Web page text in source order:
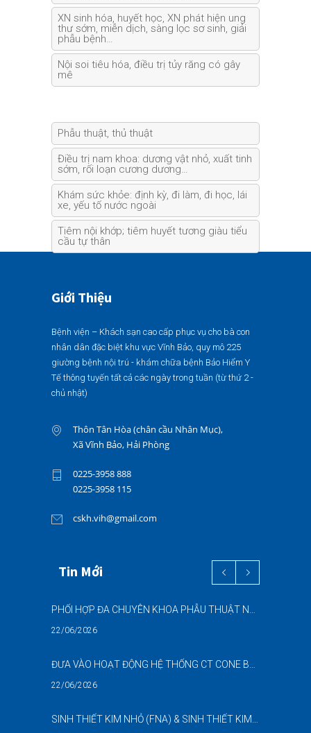
XN sinh hóa, huyết học, XN phát hiện ung
thư sớm, miễn dịch, sàng lọc sơ sinh, giải
phẫu bệnh…
Nội soi tiêu hóa, điều trị tủy răng có gây
mê
Phẫu thuật, thủ thuật
Điều trị nam khoa: dương vật nhỏ, xuất tinh
sớm, rối loạn cương dương…
Khám sức khỏe: định kỳ, đi làm, đi học, lái
xe, yếu tố nước ngoài
Tiêm nội khớp; tiêm huyết tương giàu tiểu
cầu tự thân
Giới Thiệu
Bệnh viện – Khách sạn cao cấp phục vụ cho bà con
nhân dân đặc biệt khu vực Vĩnh Bảo, quy mô 225
giường bệnh nội trú - khám chữa bệnh Bảo Hiểm Y
Tế thông tuyến tất cả các ngày trong tuần (từ thứ 2 -
chủ nhật)
Thôn Tân Hòa (chân cầu Nhân Mục),
Xã Vĩnh Bảo, Hải Phòng
0225-3958 888
0225-3958 115
cskh.vih@gmail.com
Tin Mới
22/06/2026
22/06/2026